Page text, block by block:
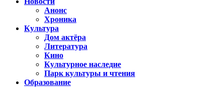
Анонс
Хроника
Культура
Дом актёра
Литература
Кино
Культурное наследие
Парк культуры и чтения
Образование